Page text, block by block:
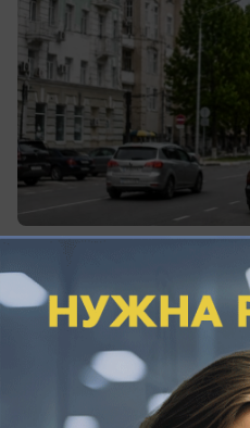
вчера в 19:00
Общество
остаться без дома: